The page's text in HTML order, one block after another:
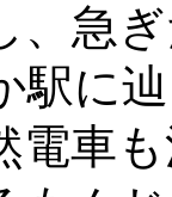
、急
駅に
電車